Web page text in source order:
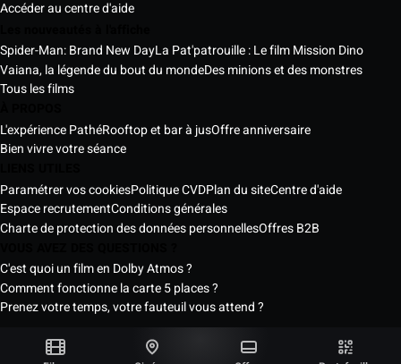
Accéder au centre d'aide
Spider-Man: Brand New DayLa Pat'patrouille : Le film Mission Dino
Vaiana, la légende du bout du mondeDes minions et des monstres
Tous les films
L'expérience PathéRooftop et bar à jusOffre anniversaire
Bien vivre votre séance
Paramétrer vos cookiesPolitique CVDPlan du siteCentre d'aide
Espace recrutementConditions générales
Charte de protection des données personnellesOffres B2B
C'est quoi un film en Dolby Atmos ?
Comment fonctionne la carte 5 places ?
Prenez votre temps, votre fauteuil vous attend ?
Les Cinémas Pathé Sénégal © 2026